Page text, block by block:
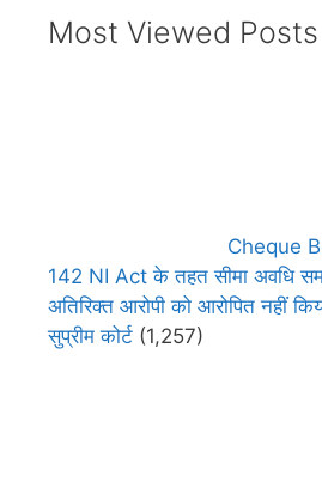
Most Viewed Posts
Cheque
142 NI Act के तहत सीमा अवधि
अतिरिक्त आरोपी को आरोपित नहीं
सुप्रीम कोर्ट (1,257)